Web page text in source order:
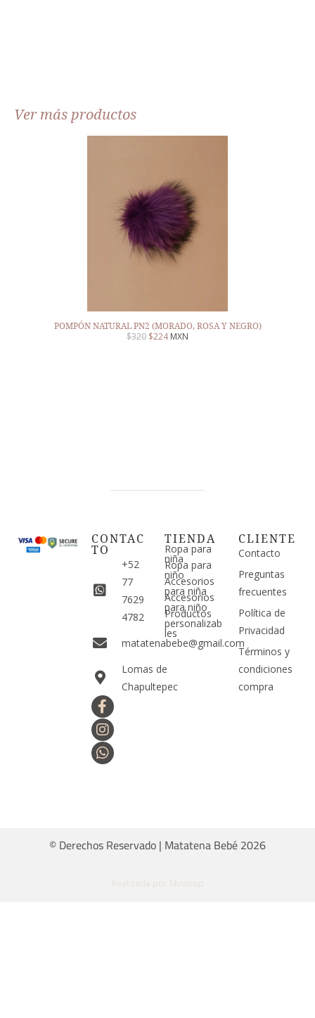
Ver más productos
POMPÓN NATURAL PN2 (MORADO, ROSA Y NEGRO)
$320 $224MXN
CONTAC
TO
+52
77
7629
4782
matatenabebe@gmail.com
Lomas de
Chapultepec
TIENDA
Ropa para
niña
Ropa para
niño
Accesorios
para niña
Accesorios
para niño
Productos
personalizab
les
CLIENTE
Contacto
Preguntas
frecuentes
Política de
Privacidad
Términos y
condiciones
compra
© Derechos Reservado | Matatena Bebé 2026
Realizada por Muvinop